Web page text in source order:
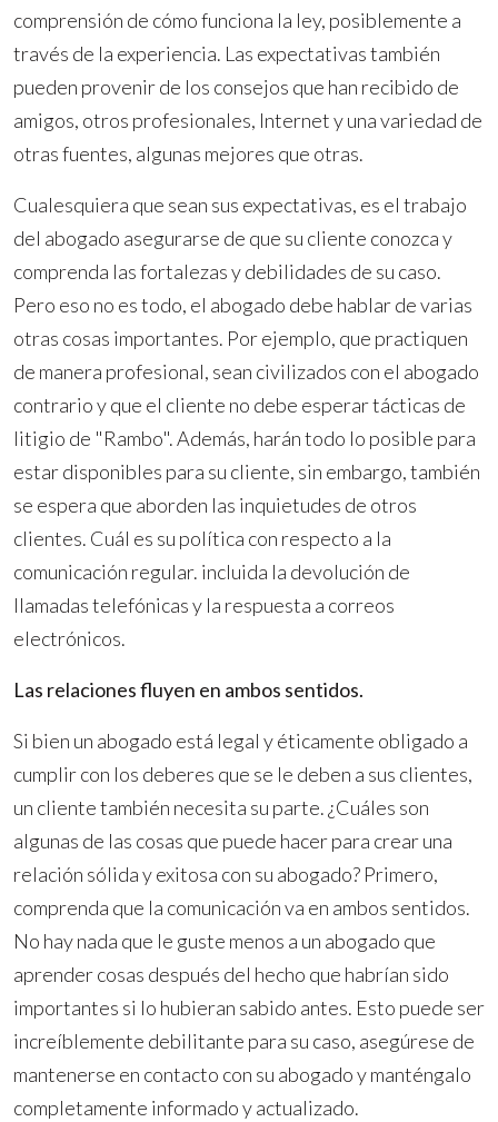
comprensión de cómo funciona la ley, posiblemente a
través de la experiencia. Las expectativas también
pueden provenir de los consejos que han recibido de
amigos, otros profesionales, Internet y una variedad de
otras fuentes, algunas mejores que otras.
Cualesquiera que sean sus expectativas, es el trabajo
del abogado asegurarse de que su cliente conozca y
comprenda las fortalezas y debilidades de su caso.
Pero eso no es todo, el abogado debe hablar de varias
otras cosas importantes. Por ejemplo, que practiquen
de manera profesional, sean civilizados con el abogado
contrario y que el cliente no debe esperar tácticas de
litigio de "Rambo". Además, harán todo lo posible para
estar disponibles para su cliente, sin embargo, también
se espera que aborden las inquietudes de otros
clientes. Cuál es su política con respecto a la
comunicación regular. incluida la devolución de
llamadas telefónicas y la respuesta a correos
electrónicos.
Las relaciones fluyen en ambos sentidos.
Si bien un abogado está legal y éticamente obligado a
cumplir con los deberes que se le deben a sus clientes,
un cliente también necesita su parte. ¿Cuáles son
algunas de las cosas que puede hacer para crear una
relación sólida y exitosa con su abogado? Primero,
comprenda que la comunicación va en ambos sentidos.
No hay nada que le guste menos a un abogado que
aprender cosas después del hecho que habrían sido
importantes si lo hubieran sabido antes. Esto puede ser
increíblemente debilitante para su caso, asegúrese de
mantenerse en contacto con su abogado y manténgalo
completamente informado y actualizado.